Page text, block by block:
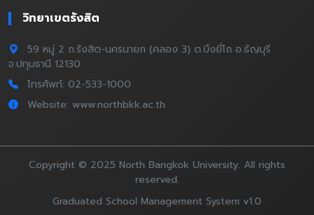
วิทยาเขตรังสิต
59 หมู่ 2 ถ.รังสิต-นครนายก (คลอง 3) ต.บึงยี่โถ อ.ธัญบุรี
จ.ปทุมธานี 12130
โทรศัพท์: 02-533-1000
Website: www.northbkk.ac.th
Copyright © 2025 North Bangkok University. All rights
reserved.
Graduated School Management System v1.0